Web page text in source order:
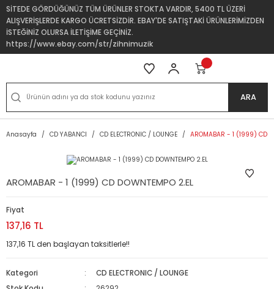
SİTEDE GÖRDÜĞÜNÜZ TÜM ÜRÜNLER STOKTA VARDIR, 5400 TL ÜZERİ
ALIŞVERİŞLERDE KARGO ÜCRETSİZDİR. EBAY'DE SATIŞTAKİ ÜRÜNLERİMİZDEN
İSTEĞİNİZ OLURSA İLETİŞİME GEÇİNİZ.
https://www.ebay.com/str/zihnimuzik
ARA
Anasayfa CD YABANCI CD ELECTRONIC / LOUNGE AROMABAR - 1 (1999) CD
AROMABAR - 1 (1999) CD DOWNTEMPO 2.EL
Fiyat
137,16 TL
137,16 TL den başlayan taksitlerle!!
Kategori
CD ELECTRONIC / LOUNGE